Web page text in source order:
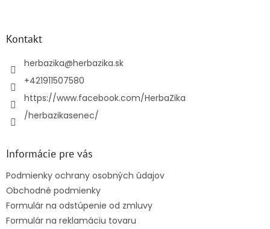
Kontakt
herbazika@herbazika.sk
+421911507580
https://www.facebook.com/HerbaZika
/herbazikasenec/
Informácie pre vás
Podmienky ochrany osobných údajov
Obchodné podmienky
Formulár na odstúpenie od zmluvy
Formulár na reklamáciu tovaru